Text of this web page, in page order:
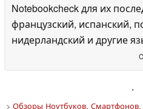
Notebookcheck для их
французский, испанский,
нидерландский и другие
'
> Обзоры Ноутбуков,